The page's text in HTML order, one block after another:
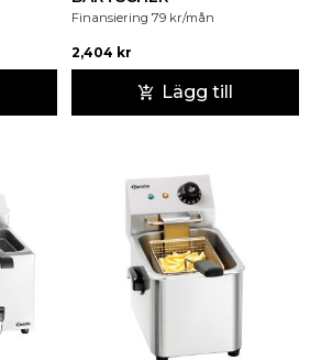
Finansiering 79 kr/mån
2,404 kr
Lägg till